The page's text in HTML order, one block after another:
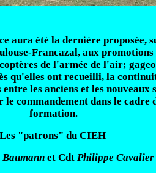
aura été la dernière proposée,
Francazal, aux promotions
de l'armée de l'air;
qu'elles ont recueilli, la
les anciens et les nouveaux
le commandement dans le cadre
formation.
Les "patrons" du CIEH
et Cdt Philippe Cavalier